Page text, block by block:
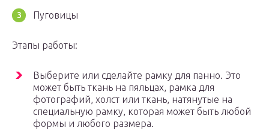
Пуговицы
Этапы работы:
Выберите или сделайте рамку для панно. Это
может быть ткань на пяльцах, рамка для
фотографий, холст или ткань, натянутые на
специальную рамку, которая может быть любой
формы и любого размера.